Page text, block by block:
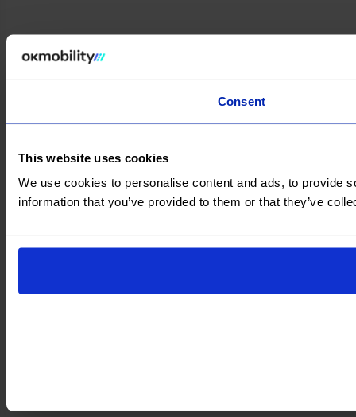
Consent
This website uses cookies
We use cookies to personalise content and ads, to provide
information that you’ve provided to them or that they’ve